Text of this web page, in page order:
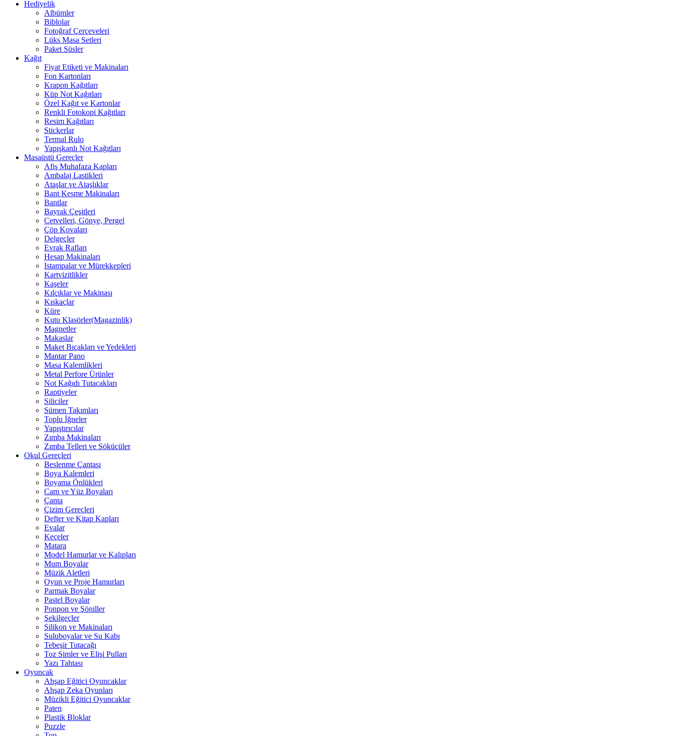
Hediyelik
Albümler
Biblolar
Fotoğraf Çerçeveleri
Lüks Masa Setleri
Paket Süsler
Kağıt
Fiyat Etiketi ve Makinaları
Fon Kartonları
Krapon Kağıtları
Küp Not Kağıtları
Özel Kağıt ve Kartonlar
Renkli Fotokopi Kağıtları
Resim Kağıtları
Stickerlar
Termal Rulo
Yapışkanlı Not Kağıtları
Masaüstü Gereçler
Afiş Muhafaza Kapları
Ambalaj Lastikleri
Ataşlar ve Ataşlıklar
Bant Kesme Makinaları
Bantlar
Bayrak Çeşitleri
Cetvelleri, Gönye, Pergel
Çöp Kovaları
Delgeçler
Evrak Rafları
Hesap Makinaları
Istampalar ve Mürekkepleri
Kartvizitlikler
Kaşeler
Kılçıklar ve Makinası
Kıskaçlar
Küre
Kutu Klasörler(Magazinlik)
Magnetler
Makaslar
Maket Bıçakları ve Yedekleri
Mantar Pano
Masa Kalemlikleri
Metal Perfore Ürünler
Not Kağıdı Tutacakları
Raptiyeler
Siliciler
Sümen Takımları
Toplu İğneler
Yapıştırıcılar
Zımba Makinaları
Zımba Telleri ve Sökücüler
Okul Gereçleri
Beslenme Çantası
Boya Kalemleri
Boyama Önlükleri
Cam ve Yüz Boyaları
Çanta
Çizim Gereçleri
Defter ve Kitap Kapları
Evalar
Keçeler
Matara
Model Hamurlar ve Kalıpları
Mum Boyalar
Müzik Aletleri
Oyun ve Proje Hamurları
Parmak Boyalar
Pastel Boyalar
Ponpon ve Şöniller
Şekilgeçler
Silikon ve Makinaları
Suluboyalar ve Su Kabı
Tebeşir Tutacağı
Toz Simler ve Elişi Pulları
Yazı Tahtası
Oyuncak
Ahşap Eğitici Oyuncaklar
Ahşap Zeka Oyunları
Müzikli Eğitici Oyuncaklar
Paten
Plastik Bloklar
Puzzle